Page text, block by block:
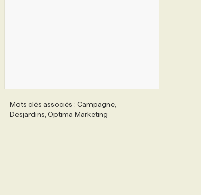
Mots clés associés : Campagne,
Desjardins, Optima Marketing